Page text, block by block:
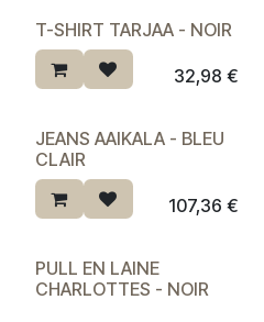
Dernière chance ♡
T-SHIRT TARJAA - NOIR
32,98 €
JEANS AAIKALA - BLEU
CLAIR
107,36 €
PULL EN LAINE
CHARLOTTES - NOIR